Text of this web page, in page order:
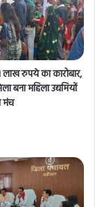
लाख रुपये का कारोबार,
बना महिला उद्यमियों
मंच